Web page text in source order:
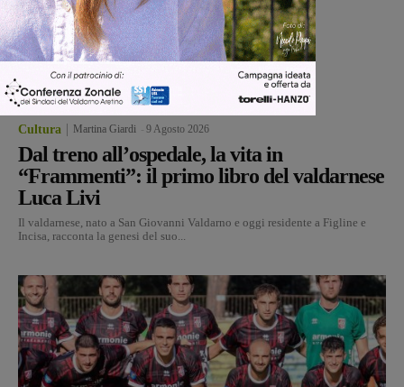
Cultura Martina Giardi 9 Agosto 2026
Dal treno all’ospedale, la vita in
“Frammenti”: il primo libro del valdarnese
Luca Livi
Il valdarnese, nato a San Giovanni Valdarno e oggi residente a Figline e
Incisa, racconta la genesi del suo...